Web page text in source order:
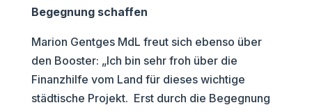
Begegnung schaffen
Marion Gentges MdL freut sich ebenso über
den Booster: „Ich bin sehr froh über die
Finanzhilfe vom Land für dieses wichtige
städtische Projekt. Erst durch die Begegnung